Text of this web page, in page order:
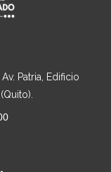
Patria, Edificio